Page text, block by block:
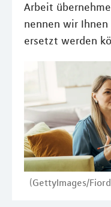
Arbeit
nennen wir
ersetzt werden
(GettyImages/